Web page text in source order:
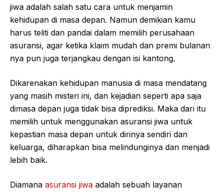
jiwa adalah salah satu cara untuk menjamin
kehidupan di masa depan. Namun demikian kamu
harus teliti dan pandai dalam memilih perusahaan
asuransi, agar ketika klaim mudah dan premi bulanan
nya pun juga terjangkau dengan isi kantong.
Dikarenakan kehidupan manusia di masa mendatang
yang masih misteri ini, dan kejadian seperti apa saja
dimasa depan juga tidak bisa diprediksi. Maka dari itu
memilih untuk menggunakan asuransi jiwa untuk
kepastian masa depan untuk dirinya sendiri dan
keluarga, diharapkan bisa melindunginya dan menjadi
lebih baik.
Diamana asuransi jiwa adalah sebuah layanan